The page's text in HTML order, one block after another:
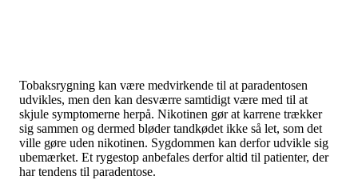
Tobaksrygning kan være medvirkende til at paradentosen
udvikles, men den kan desværre samtidigt være med til at
skjule symptomerne herpå. Nikotinen gør at karrene trækker
sig sammen og dermed bløder tandkødet ikke så let, som det
ville gøre uden nikotinen. Sygdommen kan derfor udvikle sig
ubemærket. Et rygestop anbefales derfor altid til patienter, der
har tendens til paradentose.